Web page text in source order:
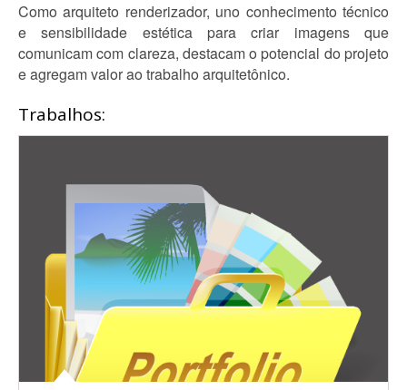
Como arquiteto renderizador, uno conhecimento técnico
e sensibilidade estética para criar imagens que
comunicam com clareza, destacam o potencial do projeto
e agregam valor ao trabalho arquitetônico.
Trabalhos: